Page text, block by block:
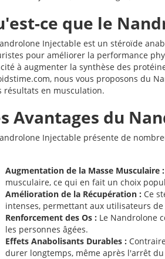
ce que le
Injectable est un stéroïde
pour améliorer la performance
à augmenter la synthèse des
nous vous proposons du
résultats en musculation.
Avantages du
Injectable présente de
Augmentation de la Masse Musculaire :
musculaire, ce qui en fait un choix
Amélioration de la Récupération : Ce
intenses, permettant aux utilisateurs
Renforcement des Os : Le Nandrolone
les personnes âgées.
Effets Anabolisants Durables :
durer longtemps, même après l'arrêt